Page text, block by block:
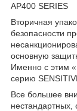
AP400 SERIES
Вторичная
безопасности
основную
Именно с этим
серию
Все большее